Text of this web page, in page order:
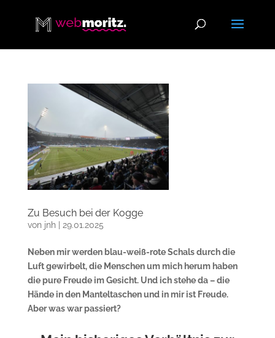
Zu Besuch bei der Kogge
von jnh| 29.01.2025
Neben mir werden blau-weiß-rote Schals durch die
Luft gewirbelt, die Menschen um mich herum haben
die pure Freude im Gesicht. Und ich stehe da – die
Hände in den Manteltaschen und in mir ist Freude.
Aber was war passiert?